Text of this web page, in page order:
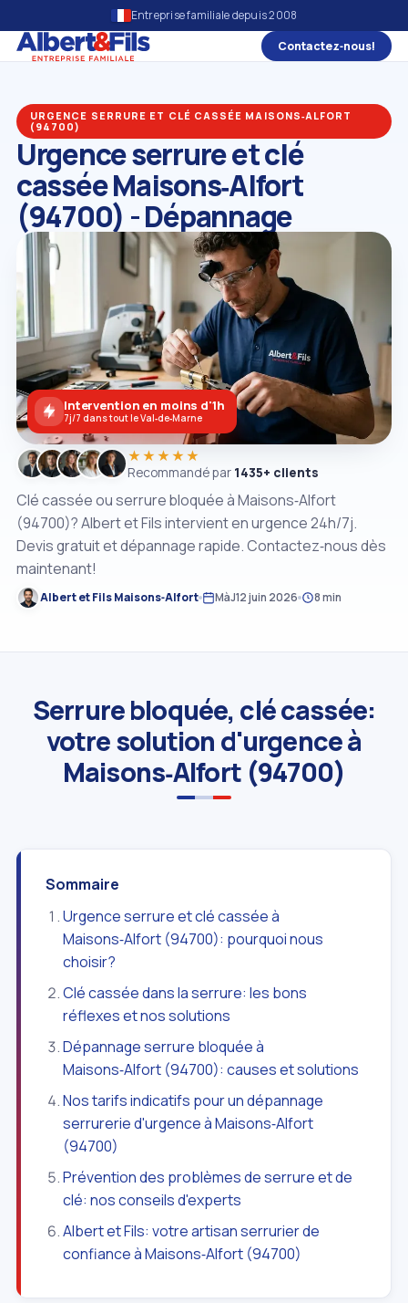
Entreprise familiale depuis 2008
Contactez‑nous!
URGENCE SERRURE ET CLÉ CASSÉE MAISONS‑ALFORT
(94700)
Urgence serrure et clé
cassée Maisons‑Alfort
(94700) - Dépannage
Clé cassée ou serrure bloquée à Maisons‑Alfort
(94700)? Albert et Fils intervient en urgence 24h/7j.
Devis gratuit et dépannage rapide. Contactez‑nous dès
maintenant!
Albert et Fils Maisons‑Alfort MàJ12 juin 2026 8 min
★★★★★
Recommandé par 1435+ clients
Intervention en moins d'1h
7j/7 dans tout le Val‑de‑Marne
Serrure bloquée, clé cassée:
votre solution d'urgence à
Maisons‑Alfort (94700)
Sommaire
Urgence serrure et clé cassée à
Maisons‑Alfort (94700): pourquoi nous
choisir?
Clé cassée dans la serrure: les bons
réflexes et nos solutions
Dépannage serrure bloquée à
Maisons‑Alfort (94700): causes et solutions
Nos tarifs indicatifs pour un dépannage
serrurerie d'urgence à Maisons‑Alfort
(94700)
Prévention des problèmes de serrure et de
clé: nos conseils d'experts
Albert et Fils: votre artisan serrurier de
confiance à Maisons‑Alfort (94700)